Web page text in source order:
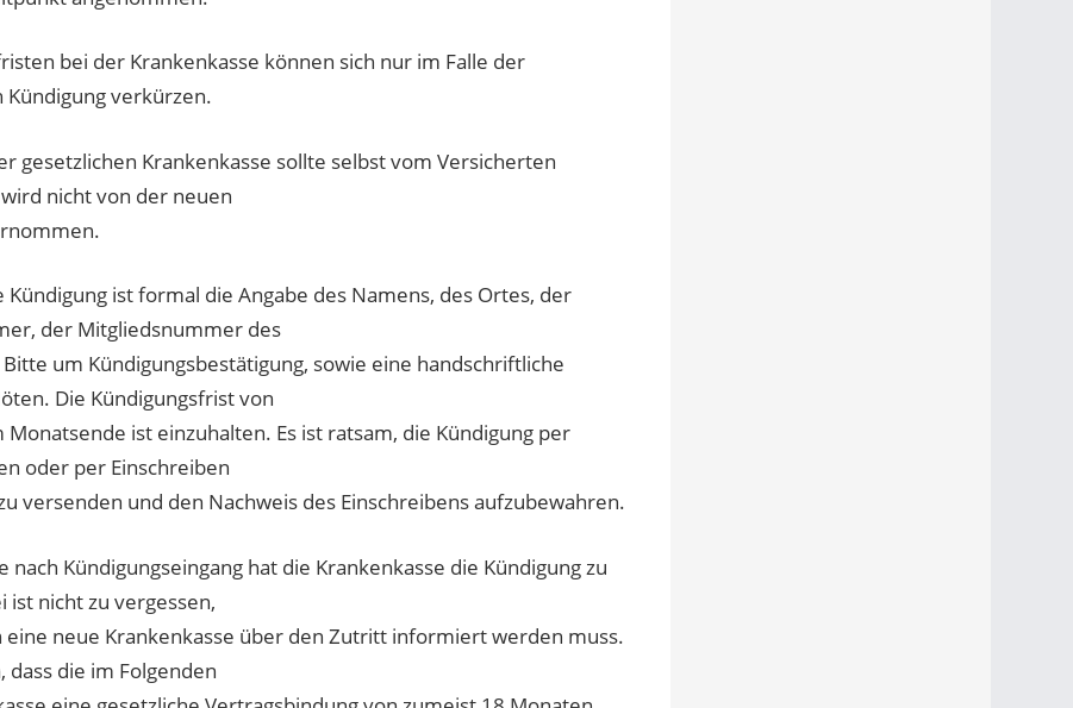
bei der Krankenkasse können sich nur im Falle der
verkürzen.
gesetzlichen Krankenkasse sollte selbst vom Versicherten
nicht von der neuen
ist formal die Angabe des Namens, des Ortes, der
der Mitgliedsnummer des
um Kündigungsbestätigung, sowie eine handschriftliche
Die Kündigungsfrist von
ist einzuhalten. Es ist ratsam, die Kündigung per
oder per Einschreiben
versenden und den Nachweis des Einschreibens aufzubewahren.
nach Kündigungseingang hat die Krankenkasse die Kündigung zu
ist nicht zu vergessen,
eine neue Krankenkasse über den Zutritt informiert werden muss.
dass die im Folgenden